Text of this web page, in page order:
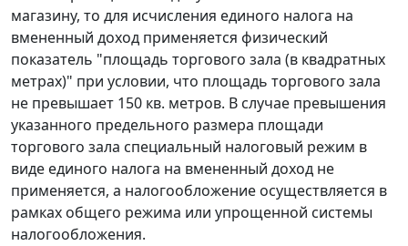
магазину, то для исчисления единого налога на
вмененный доход применяется физический
показатель "площадь торгового зала (в квадратных
метрах)" при условии, что площадь торгового зала
не превышает 150 кв. метров. В случае превышения
указанного предельного размера площади
торгового зала специальный налоговый режим в
виде единого налога на вмененный доход не
применяется, а налогообложение осуществляется в
рамках общего режима или упрощенной системы
налогообложения.